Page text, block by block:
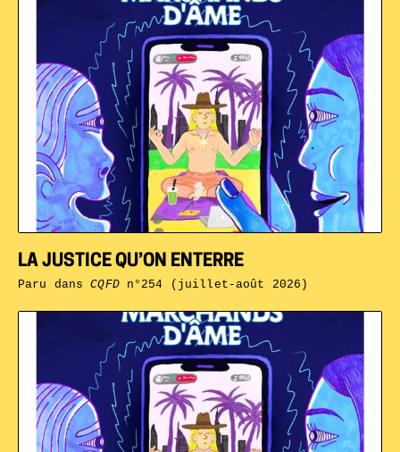
LA JUSTICE QU’ON ENTERRE
Paru dansCQFDn°254 (juillet-août 2026)